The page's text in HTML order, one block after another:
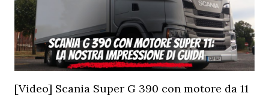
[Video] Scania Super G 390 con motore da 11